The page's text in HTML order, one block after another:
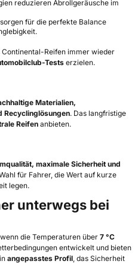
reduzieren Abrollgeräusche im
sorgen für die perfekte Balance
Continental-Reifen immer wieder
Tests erzielen.
Materialien,
Recyclinglösungen. Das langfristige
Reifen anbieten.
maximale Sicherheit und
für Fahrer, die Wert auf kurze
legen.
unterwegs bei
die Temperaturen über 7 °C
entwickelt und bieten
angepasstes Profil, das Sicherheit